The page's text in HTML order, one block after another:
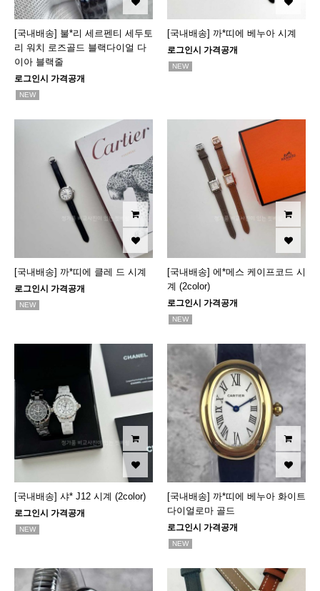
[국내배송] 불*리 세르펜티 세두토
리 워치 로즈골드 블랙다이얼 다
이아 블랙줄
로그인시 가격공개
NEW
[국내배송] 까*띠에 베누아 시계
로그인시 가격공개
NEW
[국내배송] 까*띠에 클레 드 시계
로그인시 가격공개
NEW
[국내배송] 에*메스 케이프코드 시
계 (2color)
로그인시 가격공개
NEW
[국내배송] 샤* J12 시계 (2color)
로그인시 가격공개
NEW
[국내배송] 까*띠에 베누아 화이트
다이얼로마 골드
로그인시 가격공개
NEW